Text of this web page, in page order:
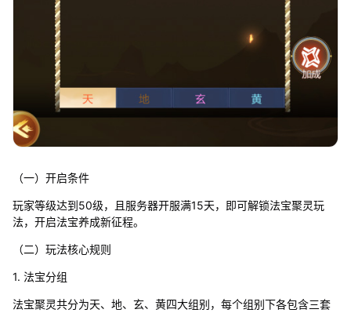
（一）开启条件
玩家等级达到50级，且服务器开服满15天，即可解锁法宝聚灵玩
法，开启法宝养成新征程。
（二）玩法核心规则
1. 法宝分组
法宝聚灵共分为天、地、玄、黄四大组别，每个组别下各包含三套